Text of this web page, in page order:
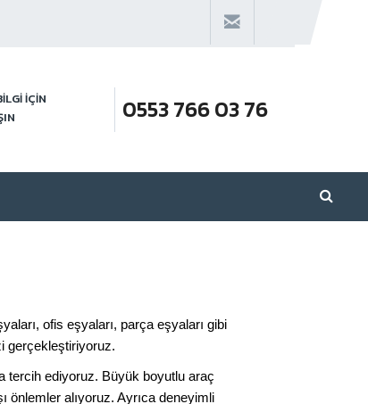
İÇİN
0553 766 03 76
ofis eşyaları, parça eşyaları gibi
gerçekleştiriyoruz.
tercih ediyoruz. Büyük boyutlu araç
önlemler alıyoruz. Ayrıca deneyimli